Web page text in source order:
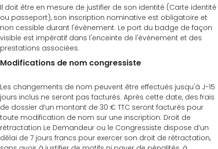
Il doit être en mesure de justifier de son identité (Carte identité
ou passeport), son inscription nominative est obligatoire et
non cessible durant l'évènement. Le port du badge de façon
visible est impératif dans l'enceinte de l'évènement et des
prestations associées.
Modifications de nom congressiste
Les changements de nom peuvent être effectués jusqu'à J-15
jours inclus ne seront pas facturés. Après cette date, des frais
de dossier d’un montant de 30 € TTC seront facturés pour
toute modification de nom sur une inscription. Droit de
rétractation Le Demandeur ou le Congressiste dispose d’un
délai de 7 jours francs pour exercer son droit de rétractation,